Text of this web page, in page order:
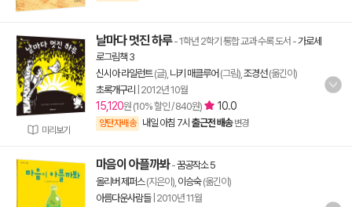
미리보기
날마다 멋진 하루- 1학년 2학기 통합 교과 수록 도서 -가로세
로그림책 3
신시아 라일런트(글), 니키 매클루어 (그림), 조경선(옮긴이)
초록개구리
2012년 10월
15,120원 (10% 할인 / 840원) 10.0
양탄자배송 내일 아침 7시 출근전 배송 변경
마음이 아플까봐-꿈공작소 5
올리버 제퍼스(지은이), 이승숙(옮긴이)
아름다운사람들| 2010년 11월